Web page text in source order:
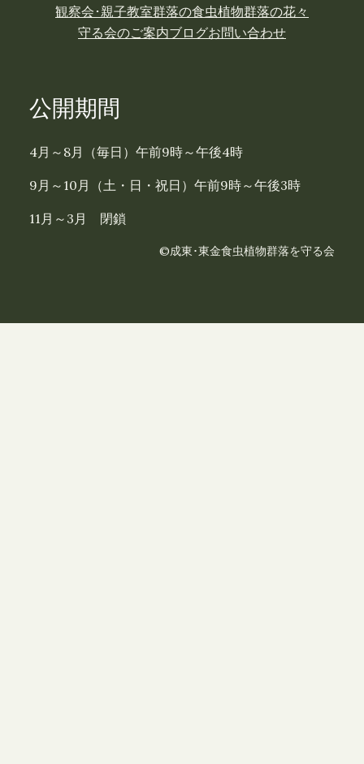
観察会･親子教室群落の食虫植物群落の花々
守る会のご案内ブログお問い合わせ
公開期間
4月～8月（毎日）午前9時～午後4時
9月～10月（土・日・祝日）午前9時～午後3時
11月～3月 閉鎖
©成東･東金食虫植物群落を守る会